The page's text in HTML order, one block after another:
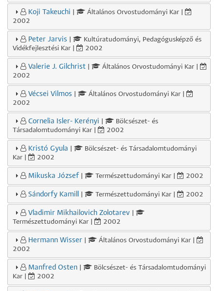
Koji Takeuchi
Általános Orvostudományi Kar |
2002
Peter Jarvis
Kultúratudományi, Pedagógusképző és
Vidékfejlesztési Kar |
2002
Valerie J. Gilchrist
Általános Orvostudományi Kar |
2002
Vécsei Vilmos
Általános Orvostudományi Kar |
2002
Cornelia Isler- Kerényi
Bölcsészet- és
Társadalomtudományi Kar |
2002
Kristó Gyula
Bölcsészet- és Társadalomtudományi
Kar |
2002
Mikuska József Természettudományi Kar | 2002
Sándorfy Kamill Természettudományi Kar | 2002
Vladimir Mikhailovich Zolotarev
Természettudományi Kar |
2002
Hermann Wisser
Általános Orvostudományi Kar |
2002
Manfred Osten
Bölcsészet- és Társadalomtudományi
Kar |
2002